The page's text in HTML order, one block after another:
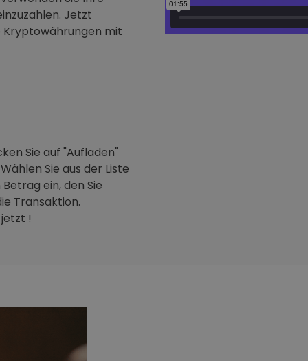
Jetzt
Kryptowährungen mit
Sie auf "Aufladen"
Sie aus der Liste
ein, den Sie
Transaktion.
!